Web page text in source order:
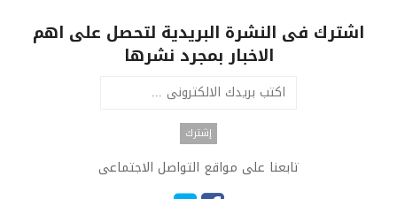
اشترك فى النشرة البريدية لتحصل على اهم
الاخبار بمجرد نشرها
تابعنا على مواقع التواصل الاجتماعى